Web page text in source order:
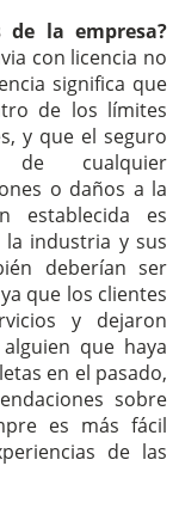
de la empresa?
con licencia no
significa que
de los límites
y que el seguro
de cualquier
o daños a la
establecida es
industria y sus
deberían ser
que los clientes
y dejaron
que haya
en el pasado,
sobre
es más fácil
de las